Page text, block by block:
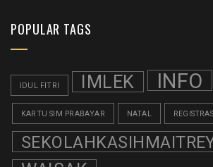
POPULAR TAGS
IDUL FITRI IMLEK INFO
KARTU SIM PRABAYAR NATAL